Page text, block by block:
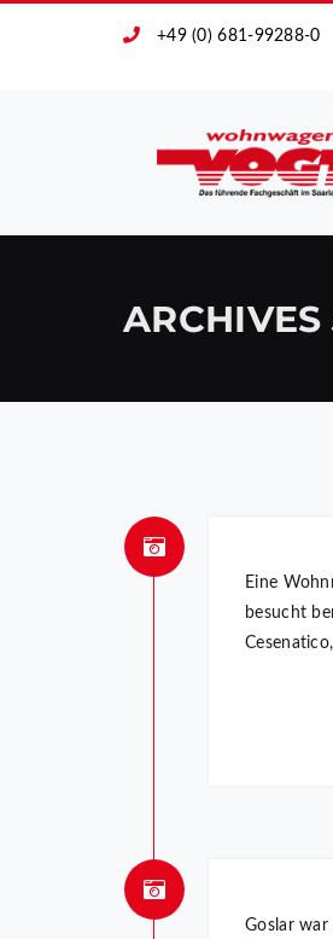
+49 (0) 681-99288-0
ARCHIVES
Eine
besucht
Goslar war